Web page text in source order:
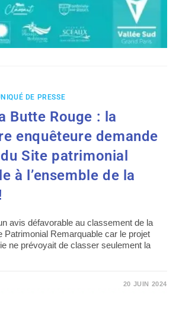
DE PRESSE
Butte Rouge : la
enquêteure demande
du Site patrimonial
à l’ensemble de la
avis défavorable au classement de la
Patrimonial Remarquable car le projet
ne prévoyait de classer seulement la
20 JUIN 2024